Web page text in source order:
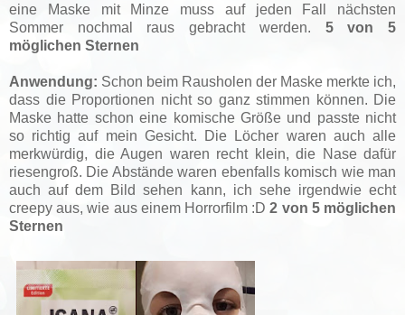
eine Maske mit Minze muss auf jeden Fall nächsten
Sommer nochmal raus gebracht werden. 5 von 5
möglichen Sternen
Anwendung: Schon beim Rausholen der Maske merkte ich,
dass die Proportionen nicht so ganz stimmen können. Die
Maske hatte schon eine komische Größe und passte nicht
so richtig auf mein Gesicht. Die Löcher waren auch alle
merkwürdig, die Augen waren recht klein, die Nase dafür
riesengroß. Die Abstände waren ebenfalls komisch wie man
auch auf dem Bild sehen kann, ich sehe irgendwie echt
creepy aus, wie aus einem Horrorfilm :D2 von 5 möglichen
Sternen